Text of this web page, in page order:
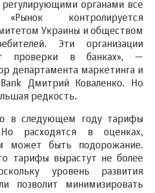
регулирующими органами все
контролируется
Украины и обществом
Эти организации
проверки в банках», —
департамента маркетинга и
Дмитрий Коваленко. Но
редкость.
в следующем году тарифы
расходятся в оценках,
может быть подорожание.
тарифы вырастут не более
уровень развития
позволит минимизировать